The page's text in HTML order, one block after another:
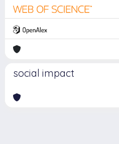
social impact